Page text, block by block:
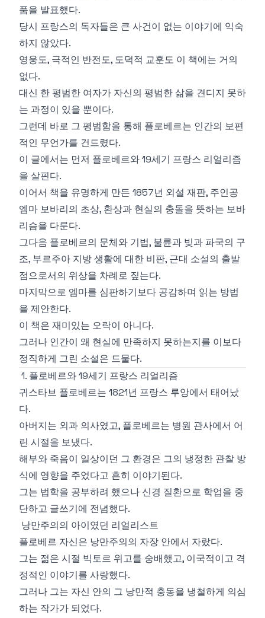
품을 발표했다.
당시 프랑스의 독자들은 큰 사건이 없는 이야기에 익숙
하지 않았다.
영웅도, 극적인 반전도, 도덕적 교훈도 이 책에는 거의
없다.
대신 한 평범한 여자가 자신의 평범한 삶을 견디지 못하
는 과정이 있을 뿐이다.
그런데 바로 그 평범함을 통해 플로베르는 인간의 보편
적인 무언가를 건드렸다.
이 글에서는 먼저 플로베르와 19세기 프랑스 리얼리즘
을 살핀다.
이어서 책을 유명하게 만든 1857년 외설 재판, 주인공
엠마 보바리의 초상, 환상과 현실의 충돌을 뜻하는 보바
리슴을 다룬다.
그다음 플로베르의 문체와 기법, 불륜과 빚과 파국의 구
조, 부르주아 지방 생활에 대한 비판, 근대 소설의 출발
점으로서의 위상을 차례로 짚는다.
마지막으로 엠마를 심판하기보다 공감하며 읽는 방법
을 제안한다.
이 책은 재미있는 오락이 아니다.
그러나 인간이 왜 현실에 만족하지 못하는지를 이보다
정직하게 그린 소설은 드물다.
1. 플로베르와 19세기 프랑스 리얼리즘
귀스타브 플로베르는 1821년 프랑스 루앙에서 태어났
다.
아버지는 외과 의사였고, 플로베르는 병원 관사에서 어
린 시절을 보냈다.
해부와 죽음이 일상이던 그 환경은 그의 냉정한 관찰 방
식에 영향을 주었다고 흔히 이야기된다.
그는 법학을 공부하려 했으나 신경 질환으로 학업을 중
단하고 글쓰기에 전념했다.
낭만주의의 아이였던 리얼리스트
플로베르 자신은 낭만주의의 자장 안에서 자랐다.
그는 젊은 시절 빅토르 위고를 숭배했고, 이국적이고 격
정적인 이야기를 사랑했다.
그러나 그는 자신 안의 그 낭만적 충동을 냉철하게 의심
하는 작가가 되었다.